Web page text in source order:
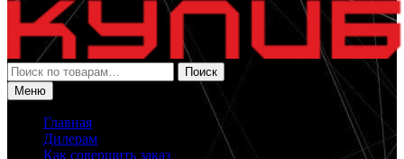
Искать:
Поиск
Меню
Главная
Дилерам
Как совершить заказ